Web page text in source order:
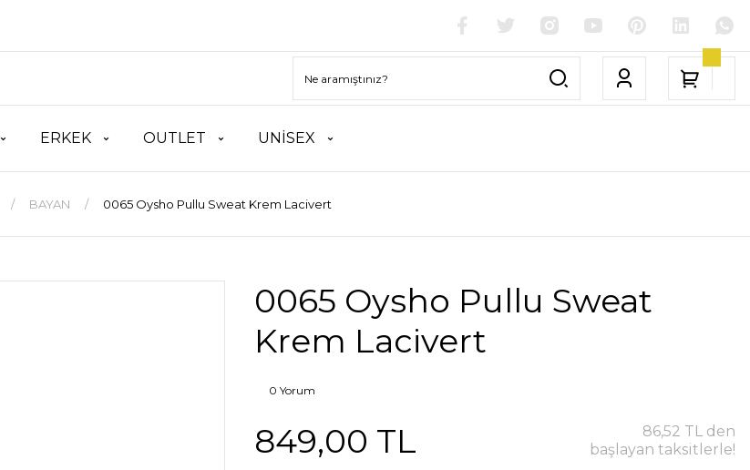
ERKEK OUTLET UNİSEX
BAYAN 0065 Oysho Pullu Sweat Krem Lacivert
0065 Oysho Pullu Sweat
Krem Lacivert
0 Yorum
849,00 TL
86,52 TL den
başlayan taksitlerle!